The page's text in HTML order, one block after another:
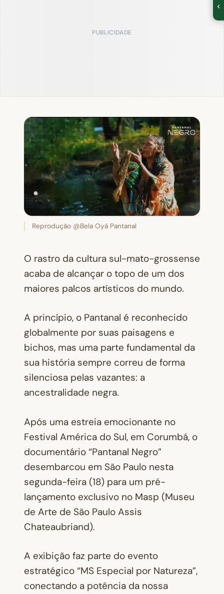
PUBLICIDADE
Reprodução @Bela Oyá Pantanal
O rastro da cultura sul-mato-grossense
acaba de alcançar o topo de um dos
maiores palcos artísticos do mundo.
A princípio, o Pantanal é reconhecido
globalmente por suas paisagens e
bichos, mas uma parte fundamental da
sua história sempre correu de forma
silenciosa pelas vazantes: a
ancestralidade negra.
Após uma estreia emocionante no
Festival América do Sul, em Corumbá, o
documentário “Pantanal Negro”
desembarcou em São Paulo nesta
segunda-feira (18) para um pré-
lançamento exclusivo no Masp (Museu
de Arte de São Paulo Assis
Chateaubriand).
A exibição faz parte do evento
estratégico “MS Especial por Natureza”,
conectando a potência da nossa